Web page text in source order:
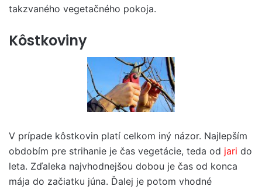
takzvaného vegetačného pokoja.
Kôstkoviny
V prípade kôstkovin platí celkom iný názor. Najlepším
obdobím pre strihanie je čas vegetácie, teda od jari do
leta. Zďaleka najvhodnejšou dobou je čas od konca
mája do začiatku júna. Ďalej je potom vhodné